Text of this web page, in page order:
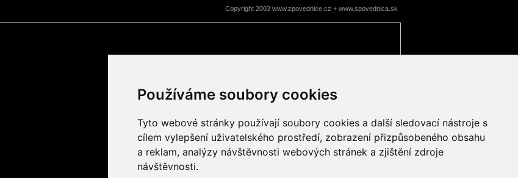
Používáme soubory cookies
Tyto webové stránky používají soubory cookies a další sledovací nástroje s
cílem vylepšení uživatelského prostředí, zobrazení přizpůsobeného obsahu
a reklam, analýzy návštěvnosti webových stránek a zjištění zdroje
návštěvnosti.
Copyright 2003 www.zpovednice.cz + www.spovednica.sk